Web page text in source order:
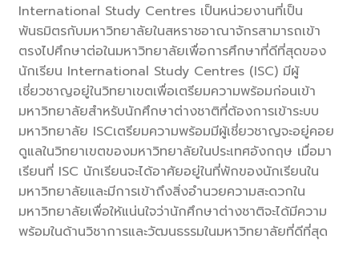
International Study Centres เป็นหน่วยงานที่เป็น
พันธมิตรกับมหาวิทยาลัยในสหราชอาณาจักรสามารถเข้า
ตรงไปศึกษาต่อในมหาวิทยาลัยเพื่อการศึกษาที่ดีที่สุดของ
นักเรียน International Study Centres (ISC) มีผู้
เชี่ยวชาญอยู่ในวิทยาเขตเพื่อเตรียมความพร้อมก่อนเข้า
มหาวิทยาลัยสำหรับนักศึกษาต่างชาติที่ต้องการเข้าระบบ
มหาวิทยาลัย ISCเตรียมความพร้อมมีผู้เชี่ยวชาญจะอยู่คอย
ดูแลในวิทยาเขตของมหาวิทยาลัยในประเทศอังกฤษ เมื่อมา
เรียนที่ ISC นักเรียนจะได้อาศัยอยู่ในที่พักของนักเรียนใน
มหาวิทยาลัยและมีการเข้าถึงสิ่งอำนวยความสะดวกใน
มหาวิทยาลัยเพื่อให้แน่นใจว่านักศึกษาต่างชาติจะได้มีความ
พร้อมในด้านวิชาการและวัฒนธรรมในมหาวิทยาลัยที่ดีที่สุด